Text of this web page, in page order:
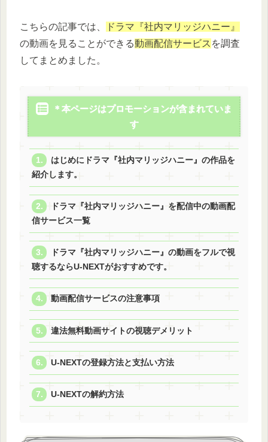
こちらの記事では、
ドラマ『社内マリッジハニー』
の動画を見ることができる動画配信サービス を調査
してまとめました。
＊本ページはプロモーションが含まれていま
す
はじめにドラマ『社内マリッジハニー』の作品を
紹介します。
ドラマ『社内マリッジハニー』を配信中の動画配
信サービス一覧
ドラマ『社内マリッジハニー』の動画をフルで視
聴するならU-NEXTがおすすめです。
動画配信サービスの注意事項
違法無料動画サイトの視聴デメリット
U-NEXTの登録方法と支払い方法
U-NEXTの解約方法